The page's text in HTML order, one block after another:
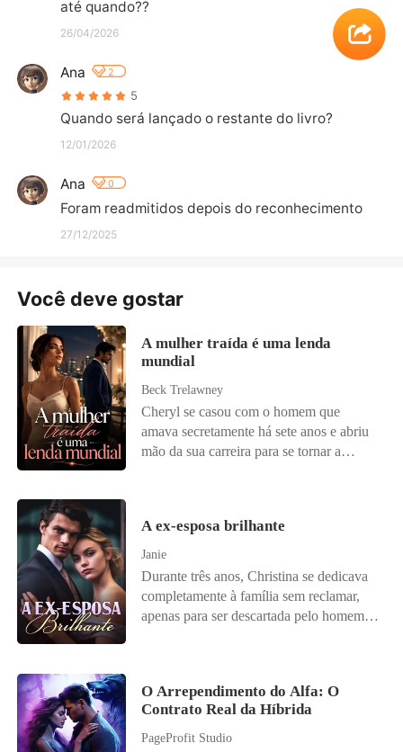
até quando??
26/04/2026
Ana 2
5
Quando será lançado o restante do livro?
12/01/2026
Ana 0
Foram readmitidos depois do reconhecimento
27/12/2025
Você deve gostar
A mulher traída é uma lenda
mundial
Beck Trelawney
Cheryl se casou com o homem que
amava secretamente há sete anos e abriu
mão da sua carreira para se tornar a
sua irmã moribunda e consideraram sua
dor como egoísmo. Com o coração
partido, Cheryl deixou os papéis do
divórcio e foi embora em silêncio. Foi só
então que o mundo descobriu que a ex-
célebre, autora de best-sellers... Diante da
revelação, sua família implorou
homem, que antes era frio, segurou a
A ex-esposa brilhante
Janie
Durante três anos, Christina se dedicava
completamente à família sem reclamar,
apenas para ser descartada pelo homem
Christina revelou seus talentos há muito
ignorados, surpreendendo a cidade
inteira. Ao perceber o brilho dela, o ex-
O Arrependimento do Alfa: O
Contrato Real da Híbrida
PageProfit Studio